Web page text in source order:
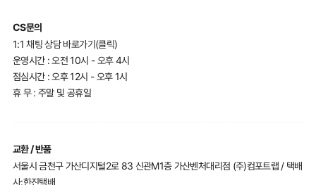
CS문의
1:1 채팅 상담 바로가기(클릭)
운영시간 : 오전 10시 - 오후 4시
점심시간 : 오후 12시 - 오후 1시
휴 무 : 주말 및 공휴일
교환 / 반품
서울시 금천구 가산디지털2로 83 신관M1층 가산벤처대리점 (주)컴포트랩 / 택배
사:한진택배